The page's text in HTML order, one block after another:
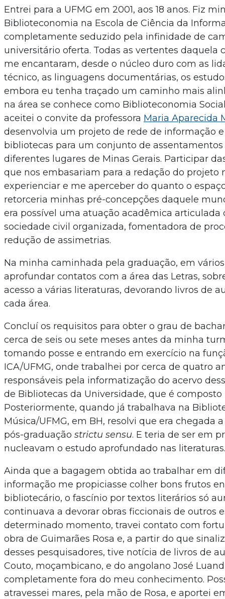
Entrei para a UFMG em 2001, aos 18 anos. Fiz
Biblioteconomia na Escola de Ciência da
completamente seduzido pela infinidade de
universitário oferta. Todas as vertentes daquela
me encantaram, desde o núcleo duro com as
técnico, as linguagens documentárias, os
embora eu tenha traçado um caminho mais
na área se conhece como Biblioteconomia
aceitei o convite da professora Maria Aparecida
desenvolvia um projeto de rede de informação
bibliotecas para um conjunto de
diferentes lugares de Minas Gerais. Participar
que nos embasariam para a redação do projeto
experienciar e me aperceber do quanto o
retorceria minhas pré-concepções daquele
era possível uma atuação acadêmica articulada
sociedade civil organizada, fomentadora de
redução de assimetrias.
Na minha caminhada pela graduação, em
aprofundar contatos com a área das Letras,
acesso a várias literaturas, devorando livros de
cada área.
Concluí os requisitos para obter o grau de
cerca de seis ou sete meses antes da minha
tomando posse e entrando em exercício na
ICA/UFMG, onde trabalhei por cerca de quatro
responsáveis pela informatização do acervo
de Bibliotecas da Universidade, que é composto
Posteriormente, quando já trabalhava na
Música/UFMG, em BH, resolvi que era chegada
pós-graduação strictu sensu. E teria de ser em
nucleavam o estudo aprofundado nas literaturas.
Ainda que a bagagem obtida ao trabalhar em
informação me propiciasse colher bons frutos
bibliotecário, o fascínio por textos literários só
continuava a devorar obras ficcionais de outros
determinado momento, travei contato com
obra de Guimarães Rosa e, a partir do que
desses pesquisadores, tive notícia de livros de
Couto, moçambicano, e do angolano José
completamente fora do meu conhecimento.
atravessei mares, pela mão de Rosa, e aportei